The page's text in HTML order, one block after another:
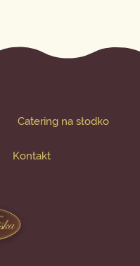
Catering na słodko
Kontakt